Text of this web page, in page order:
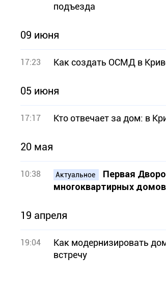
подъезда
09 июня
17:23 Как создать ОСМД в
05 июня
17:17 Кто отвечает за дом: в
20 мая
10:38 Актуальное
Первая
многоквартирных домов
19 апреля
19:04
Как модернизировать
встречу